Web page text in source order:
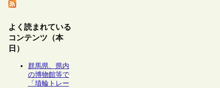
よく読まれている
コンテンツ（本
日）
群馬県、県内
の博物館等で
「埴輪トレー